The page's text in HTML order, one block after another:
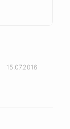
15.07.2016